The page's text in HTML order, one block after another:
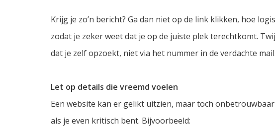
Krijg je zo’n bericht? Ga dan niet op de link klikken, hoe
zodat je zeker weet dat je op de juiste plek terechtkomt.
dat je zelf opzoekt, niet via het nummer in de verdachte mail.
Let op details die vreemd voelen
Een website kan er gelikt uitzien, maar toch
als je even kritisch bent. Bijvoorbeeld: